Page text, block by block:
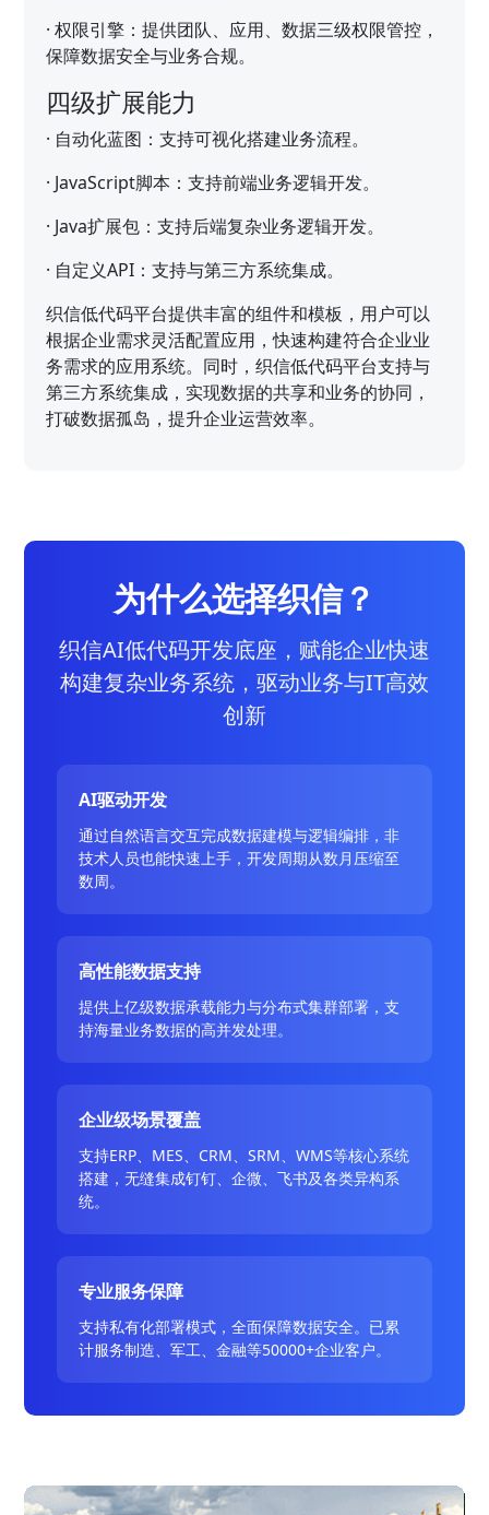
·权限引擎：提供团队、应用、数据三级权限管控，
保障数据安全与业务合规。
四级扩展能力
· 自动化蓝图：支持可视化搭建业务流程。
· JavaScript脚本：支持前端业务逻辑开发。
· Java扩展包：支持后端复杂业务逻辑开发。
· 自定义API：支持与第三方系统集成。
织信低代码平台提供丰富的组件和模板，用户可以
根据企业需求灵活配置应用，快速构建符合企业业
务需求的应用系统。同时，织信低代码平台支持与
第三方系统集成，实现数据的共享和业务的协同，
打破数据孤岛，提升企业运营效率。
为什么选择织信？
织信AI低代码开发底座，赋能企业快速
构建复杂业务系统，驱动业务与IT高效
创新
AI驱动开发
通过自然语言交互完成数据建模与逻辑编排，非
技术人员也能快速上手，开发周期从数月压缩至
数周。
高性能数据支持
提供上亿级数据承载能力与分布式集群部署，支
持海量业务数据的高并发处理。
企业级场景覆盖
支持ERP、MES、CRM、SRM、WMS等核心系统
搭建，无缝集成钉钉、企微、飞书及各类异构系
统。
专业服务保障
支持私有化部署模式，全面保障数据安全。已累
计服务制造、军工、金融等50000+企业客户。